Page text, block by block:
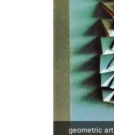
geometric art